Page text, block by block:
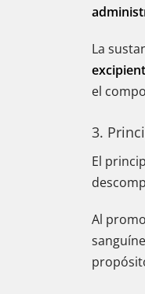
La
el
3.
El
Al